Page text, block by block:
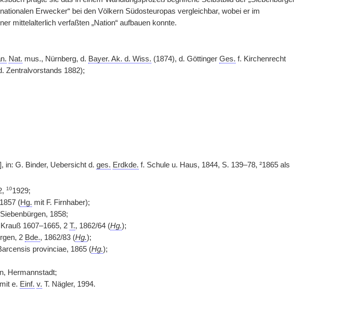
Erwecker“ bei den Völkern Südosteuropas vergleichbar, wobei er im
mittelalterlich verfaßten „Nation“ aufbauen konnte.
Nat. mus., Nürnberg, d. Bayer. Ak. d. Wiss. (1874), d. Göttinger Ges. f. Kirchenrecht
Zentralvorstands 1882);
in: G. Binder, Uebersicht d. ges. Erdkde. f. Schule u. Haus, 1844, S. 139–78, ²1865 als
101929;
(Hg. mit F. Firnhaber);
1858;
1607–1665, 2 T., 1862/64 (Hg.);
2 Bde., 1862/83 (Hg.);
provinciae, 1865 (Hg.);
Hermannstadt;
e. Einf. v. T. Nägler, 1994.